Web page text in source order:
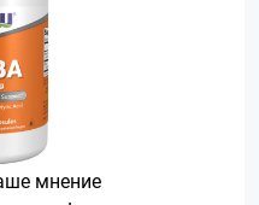
мнение